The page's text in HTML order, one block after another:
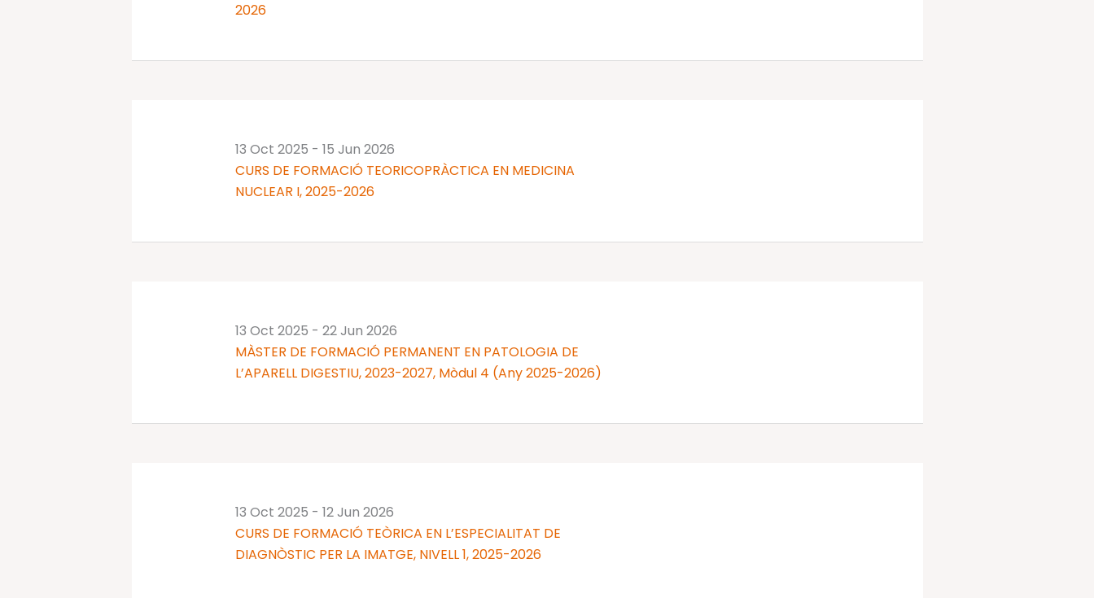
2026
CURS DE FORMACIÓ TEORICOPRÀCTICA EN MEDICINA
NUCLEAR I, 2025-2026
13 Oct 2025 - 15 Jun 2026
MÀSTER DE FORMACIÓ PERMANENT EN PATOLOGIA DE
L’APARELL DIGESTIU, 2023-2027, Mòdul 4 (Any 2025-2026)
13 Oct 2025 - 22 Jun 2026
CURS DE FORMACIÓ TEÒRICA EN L’ESPECIALITAT DE
DIAGNÒSTIC PER LA IMATGE, NIVELL 1, 2025-2026
13 Oct 2025 - 12 Jun 2026